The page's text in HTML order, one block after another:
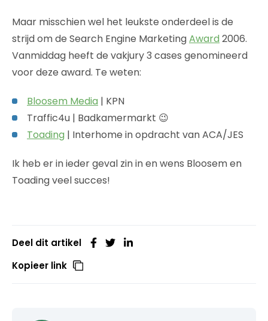
Maar misschien wel het leukste onderdeel is de
strijd om de Search Engine MarketingAward 2006.
Vanmiddag heeft de vakjury 3 cases genomineerd
voor deze award. Te weten:
Bloosem Media | KPN
Traffic4u | Badkamermarkt 😉
Toading | Interhome in opdracht van ACA/JES
Ik heb er in ieder geval zin in en wens Bloosem en
Toading veel succes!
Deel dit artikel
Kopieer link